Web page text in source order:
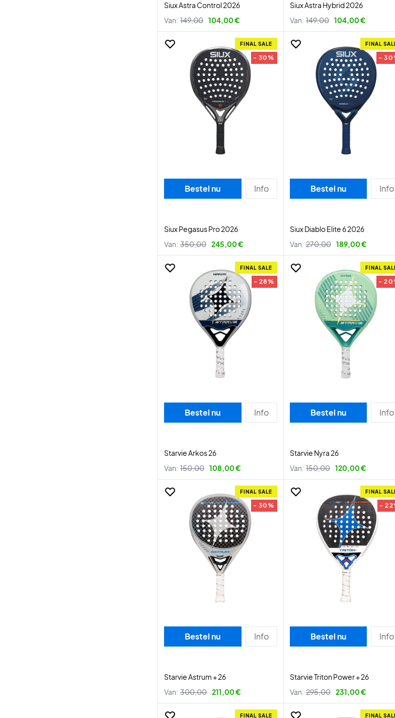
Siux Astra Control 2026
Van: 149,00 104,00 €
Siux Astra Hybrid 2026
Van: 149,00 104,00 €
FINAL SALE
- 30%
Bestel nu Info
Siux Pegasus Pro 2026
Van: 350,00 245,00 €
FINAL
-
Bestel nu Info
Siux Diablo Elite 6 2026
Van: 270,00 189,00 €
FINAL SALE
- 28%
Bestel nu Info
Starvie Arkos 26
Van: 150,00 108,00 €
FINAL
-
Bestel nu Info
Starvie Nyra 26
Van: 150,00 120,00 €
FINAL SALE
- 30%
Bestel nu Info
Starvie Astrum + 26
Van: 300,00 211,00 €
FINAL
-
Bestel nu Info
Starvie Triton Power + 26
Van: 295,00 231,00 €
FINAL SALE FINAL